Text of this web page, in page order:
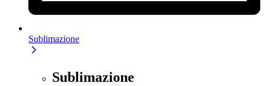
Sublimazione
Sublimazione